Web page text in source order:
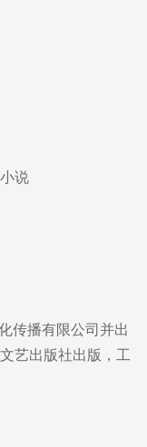
说
传播有限公司并出
艺出版社出版，工